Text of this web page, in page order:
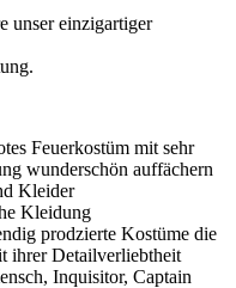
unser einzigartiger
Feuerkostüm mit sehr
wunderschön auffächern
Kleider
Kleidung
prodzierte Kostüme die
ihrer Detailverliebtheit
Inquisitor, Captain